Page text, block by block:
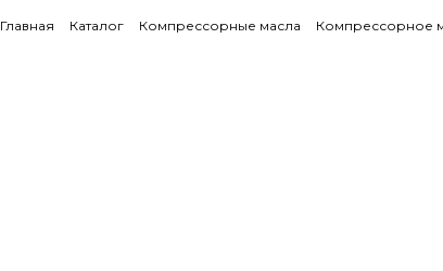
Главная Каталог Компрессорные масла Компрессорное